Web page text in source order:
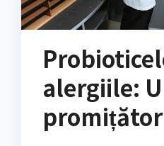
alergiile: